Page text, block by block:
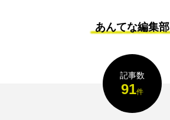
あんてな編集部
記事数
91件